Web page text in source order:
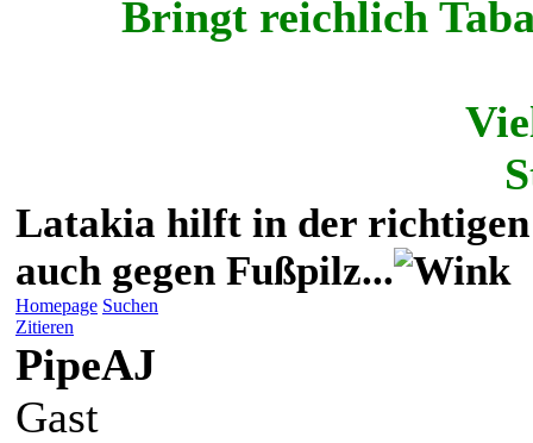
Bringt reichlich
Latakia hilft in der richtigen
auch gegen Fußpilz...
Homepage Suchen
Zitieren
PipeAJ
Gast